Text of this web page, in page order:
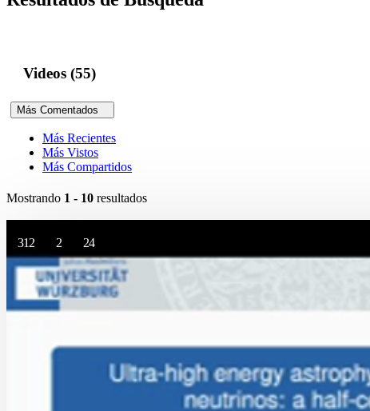
Videos (55)
Más Comentados
Más Recientes
Más Vistos
Más Compartidos
Mostrando 1 - 10 resultados
312 2 24